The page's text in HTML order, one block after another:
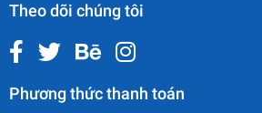
Theo dõi chúng tôi
Phương thức thanh toán